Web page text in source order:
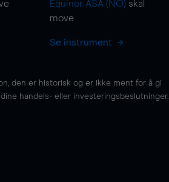
Equinor ASA (NO) skal
move
Se instrument
den er historisk og er ikke ment for å gi
handels- eller investeringsbeslutninger.